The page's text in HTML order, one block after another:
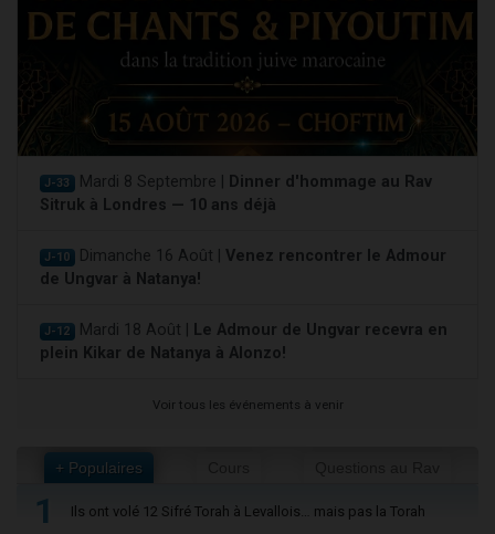
J-33 Mardi 8 Septembre |
Dinner d'hommage au Rav
Sitruk à Londres — 10 ans déjà
J-10 Dimanche 16 Août | Venez rencontrer le Admour
de Ungvar à Natanya!
J-12 Mardi 18 Août |
Le Admour de Ungvar recevra en
plein Kikar de Natanya à Alonzo!
Voir tous les événements à venir
+ Populaires
1 Ils ont volé 12 Sifré Torah à Levallois… mais pas la Torah